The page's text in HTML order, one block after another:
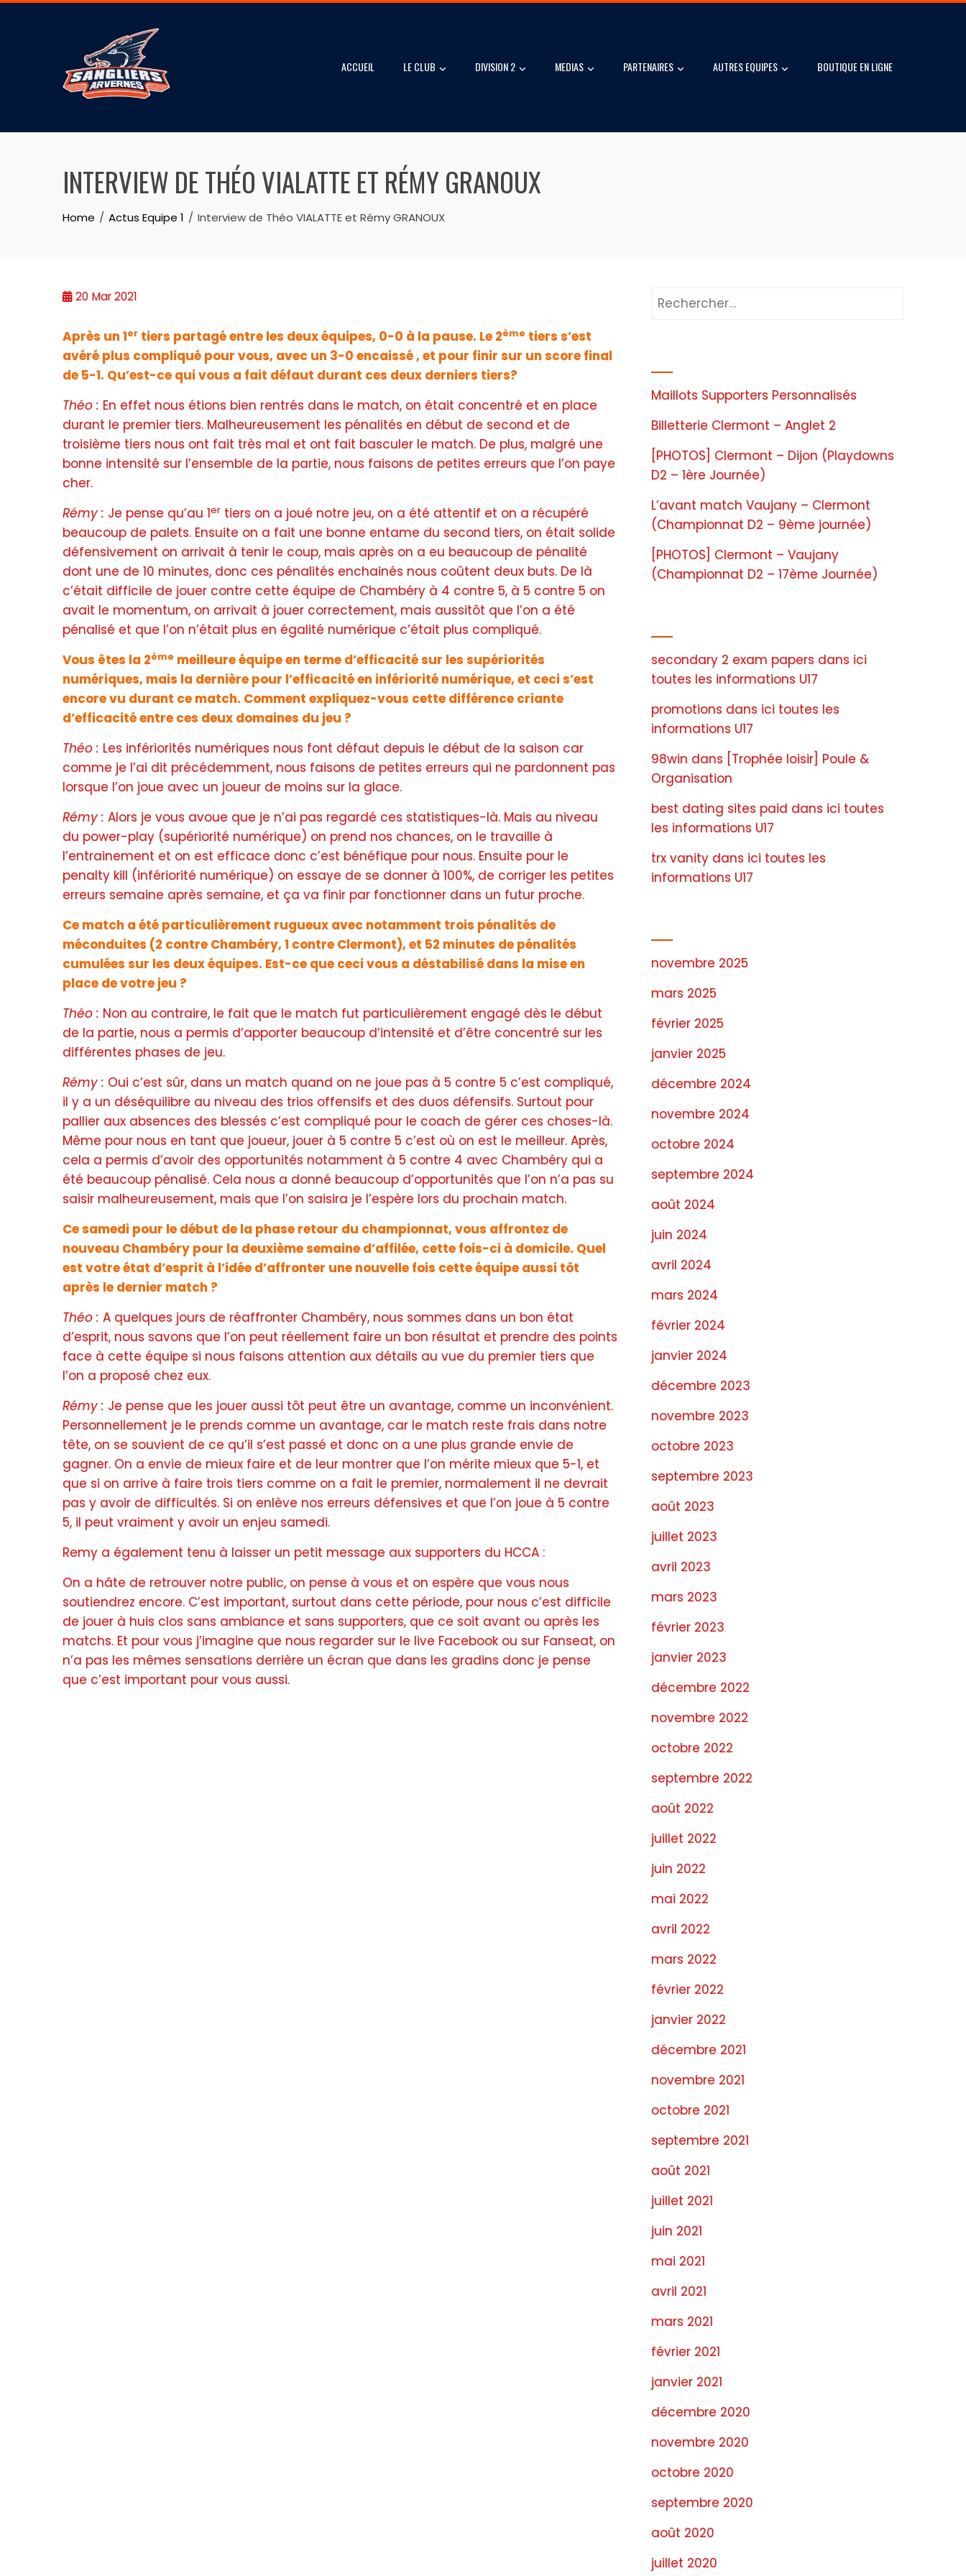
ACCUEIL LE CLUB DIVISION 2 MEDIAS PARTENAIRES AUTRES EQUIPES BOUTIQUE EN LIGNE
INTERVIEW DE THÉO VIALATTE ET RÉMY GRANOUX
Home Actus Equipe 1 Interview de Théo VIALATTE et Rémy GRANOUX
20 Mar 2021
Après un 1er tiers partagé entre les deux équipes, 0-0 à la pause. Le 2ème tiers s’est
avéré plus compliqué pour vous, avec un 3-0 encaissé , et pour finir sur un score final
de 5-1. Qu’est-ce qui vous a fait défaut durant ces deux derniers tiers?
Théo : En effet nous étions bien rentrés dans le match, on était concentré et en place
durant le premier tiers. Malheureusement les pénalités en début de second et de
troisième tiers nous ont fait très mal et ont fait basculer le match. De plus, malgré une
bonne intensité sur l’ensemble de la partie, nous faisons de petites erreurs que l’on paye
cher.
Rémy : Je pense qu’au 1er tiers on a joué notre jeu, on a été attentif et on a récupéré
beaucoup de palets. Ensuite on a fait une bonne entame du second tiers, on était solide
défensivement on arrivait à tenir le coup, mais après on a eu beaucoup de pénalité
dont une de 10 minutes, donc ces pénalités enchainés nous coûtent deux buts. De là
c’était difficile de jouer contre cette équipe de Chambéry à 4 contre 5, à 5 contre 5 on
avait le momentum, on arrivait à jouer correctement, mais aussitôt que l’on a été
pénalisé et que l’on n’était plus en égalité numérique c’était plus compliqué.
Vous êtes la 2ème meilleure équipe en terme d’efficacité sur les supériorités
numériques, mais la dernière pour l’efficacité en infériorité numérique, et ceci s’est
encore vu durant ce match. Comment expliquez-vous cette différence criante
d’efficacité entre ces deux domaines du jeu ?
Théo : Les infériorités numériques nous font défaut depuis le début de la saison car
comme je l’ai dit précédemment, nous faisons de petites erreurs qui ne pardonnent pas
lorsque l’on joue avec un joueur de moins sur la glace.
Rémy : Alors je vous avoue que je n’ai pas regardé ces statistiques-là. Mais au niveau
du power-play (supériorité numérique) on prend nos chances, on le travaille à
l’entrainement et on est efficace donc c’est bénéfique pour nous. Ensuite pour le
penalty kill (infériorité numérique) on essaye de se donner à 100%, de corriger les petites
erreurs semaine après semaine, et ça va finir par fonctionner dans un futur proche.
Ce match a été particulièrement rugueux avec notamment trois pénalités de
méconduites (2 contre Chambéry, 1 contre Clermont), et 52 minutes de pénalités
cumulées sur les deux équipes. Est-ce que ceci vous a déstabilisé dans la mise en
place de votre jeu ?
Théo : Non au contraire, le fait que le match fut particulièrement engagé dès le début
de la partie, nous a permis d’apporter beaucoup d’intensité et d’être concentré sur les
différentes phases de jeu.
Rémy : Oui c’est sûr, dans un match quand on ne joue pas à 5 contre 5 c’est compliqué,
il y a un déséquilibre au niveau des trios offensifs et des duos défensifs. Surtout pour
pallier aux absences des blessés c’est compliqué pour le coach de gérer ces choses-là.
Même pour nous en tant que joueur, jouer à 5 contre 5 c’est où on est le meilleur. Après,
cela a permis d’avoir des opportunités notamment à 5 contre 4 avec Chambéry qui a
été beaucoup pénalisé. Cela nous a donné beaucoup d’opportunités que l’on n’a pas su
saisir malheureusement, mais que l’on saisira je l’espère lors du prochain match.
Ce samedi pour le début de la phase retour du championnat, vous affrontez de
nouveau Chambéry pour la deuxième semaine d’affilée, cette fois-ci à domicile. Quel
est votre état d’esprit à l’idée d’affronter une nouvelle fois cette équipe aussi tôt
après le dernier match ?
Théo : A quelques jours de réaffronter Chambéry, nous sommes dans un bon état
d’esprit, nous savons que l’on peut réellement faire un bon résultat et prendre des points
face à cette équipe si nous faisons attention aux détails au vue du premier tiers que
l’on a proposé chez eux.
Rémy : Je pense que les jouer aussi tôt peut être un avantage, comme un inconvénient.
Personnellement je le prends comme un avantage, car le match reste frais dans notre
tête, on se souvient de ce qu’il s’est passé et donc on a une plus grande envie de
gagner. On a envie de mieux faire et de leur montrer que l’on mérite mieux que 5-1, et
que si on arrive à faire trois tiers comme on a fait le premier, normalement il ne devrait
pas y avoir de difficultés. Si on enlève nos erreurs défensives et que l’on joue à 5 contre
5, il peut vraiment y avoir un enjeu samedi.
Remy a également tenu à laisser un petit message aux supporters du HCCA :
On a hâte de retrouver notre public, on pense à vous et on espère que vous nous
soutiendrez encore. C’est important, surtout dans cette période, pour nous c’est difficile
de jouer à huis clos sans ambiance et sans supporters, que ce soit avant ou après les
matchs. Et pour vous j’imagine que nous regarder sur le live Facebook ou sur Fanseat, on
n’a pas les mêmes sensations derrière un écran que dans les gradins donc je pense
que c’est important pour vous aussi.
Maillots Supporters Personnalisés
Billetterie Clermont – Anglet 2
[PHOTOS] Clermont – Dijon (Playdowns
D2 – 1ère Journée)
L’avant match Vaujany – Clermont
(Championnat D2 – 9ème journée)
[PHOTOS] Clermont – Vaujany
(Championnat D2 – 17ème Journée)
secondary 2 exam papers dans ici
toutes les informations U17
promotions dans ici toutes les
informations U17
98win dans [Trophée loisir] Poule &
Organisation
best dating sites paid dans ici toutes
les informations U17
trx vanity dans ici toutes les
informations U17
novembre 2025
mars 2025
février 2025
janvier 2025
décembre 2024
novembre 2024
octobre 2024
septembre 2024
août 2024
juin 2024
avril 2024
mars 2024
février 2024
janvier 2024
décembre 2023
novembre 2023
octobre 2023
septembre 2023
août 2023
juillet 2023
avril 2023
mars 2023
février 2023
janvier 2023
décembre 2022
novembre 2022
octobre 2022
septembre 2022
août 2022
juillet 2022
juin 2022
mai 2022
avril 2022
mars 2022
février 2022
janvier 2022
décembre 2021
novembre 2021
octobre 2021
septembre 2021
août 2021
juillet 2021
juin 2021
mai 2021
avril 2021
mars 2021
février 2021
janvier 2021
décembre 2020
novembre 2020
octobre 2020
septembre 2020
août 2020
juillet 2020